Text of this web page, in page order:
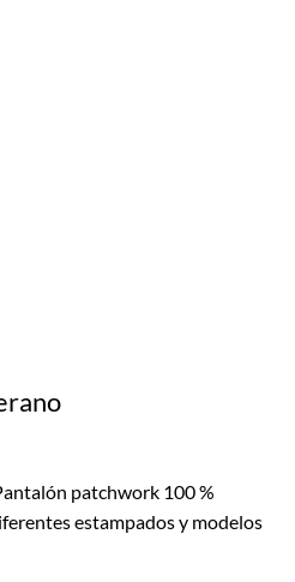
patchwork 100 %
estampados y modelos